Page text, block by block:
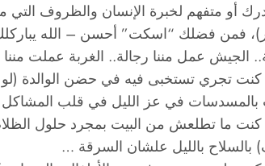
أو متفهم لخبرة الإنسان والظروف
فمن فضلك “اسكت” أحسن – الله يباركلك!!
الجيش عمل مننا رجالة.. الغربة عملت
تجري تستخبى فيه في حضن الوالدة
بالمسدسات في عز الليل في قلب المشاكل
ما تطلعش من البيت بمجرد حلول
بالسلاح بالليل علشان السرقة …